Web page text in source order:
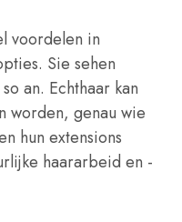
voordelen in
Sie sehen
an. Echthaar kan
worden, genau wie
hun extensions
haararbeid en -